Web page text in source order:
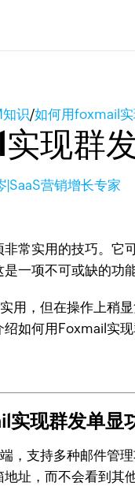
知识/如何用foxmail
现群
|SaaS营销增长专家
常实用的技巧。它
一项不可或缺的功
用，但在操作上稍
如何用Foxmail实
现群发单显
，支持多种邮件管
址，而不会看到其